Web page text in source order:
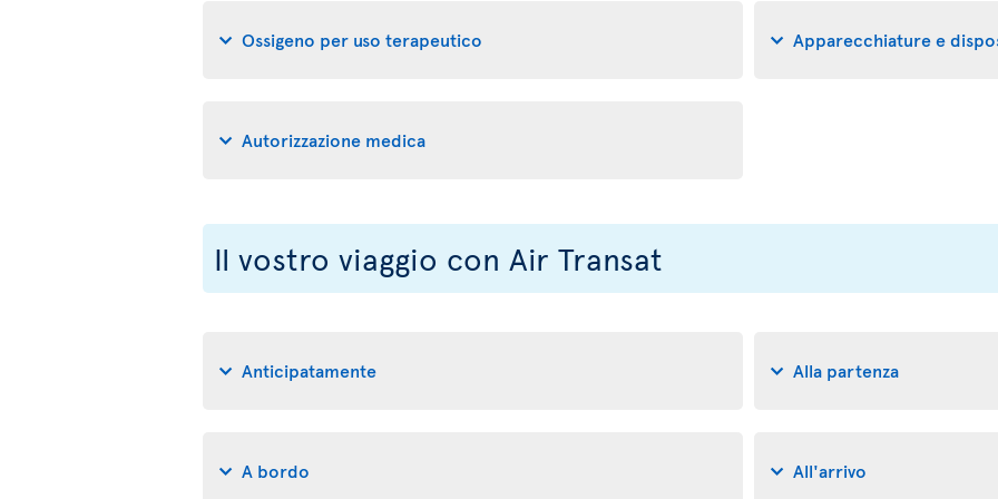
Ossigeno per uso terapeutico Apparecchiature e
Autorizzazione medica
Il vostro viaggio con Air Transat
Anticipatamente Alla partenza
A bordo All'arrivo